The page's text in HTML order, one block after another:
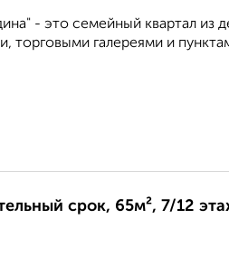
- это семейный квартал из
торговыми галереями и
срок, 65м², 7/12